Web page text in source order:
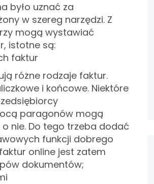
było uznać za
w szereg narzędzi. Z
mogą wystawiać
istotne są:
faktur
różne rodzaje faktur.
i końcowe. Niektóre
paragonów mogą
nie. Do tego trzeba dodać
funkcji dobrego
online jest zatem
dokumentów;